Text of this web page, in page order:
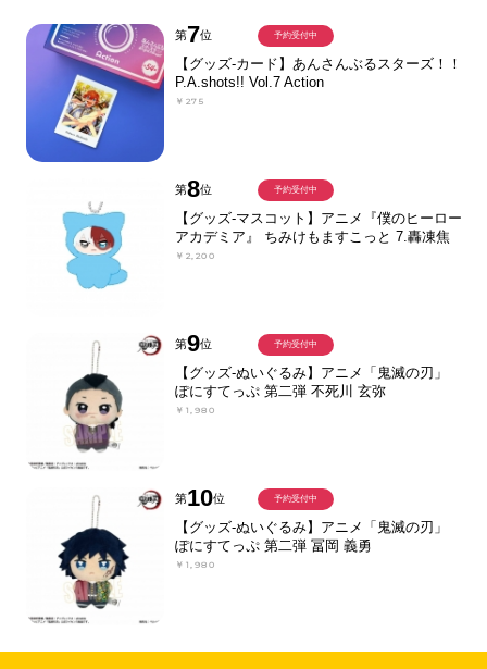
第7位
【グッズ-カード】あんさんぶるスターズ！！
P.A.shots!! Vol.7 Action
￥275
予約受付中
第8位
【グッズ-マスコット】アニメ『僕のヒーロー
アカデミア』 ちみけもますこっと 7.轟凍焦
￥2,200
予約受付中
第9位
【グッズ-ぬいぐるみ】アニメ「鬼滅の刃」
ぽにすてっぷ 第二弾 不死川 玄弥
￥1,980
予約受付中
第10位
【グッズ-ぬいぐるみ】アニメ「鬼滅の刃」
ぽにすてっぷ 第二弾 冨岡 義勇
￥1,980
予約受付中